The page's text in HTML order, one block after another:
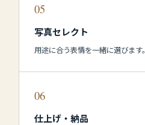
05
写真セレクト
用途に合う表情を一緒に選びます。
06
仕上げ・納品